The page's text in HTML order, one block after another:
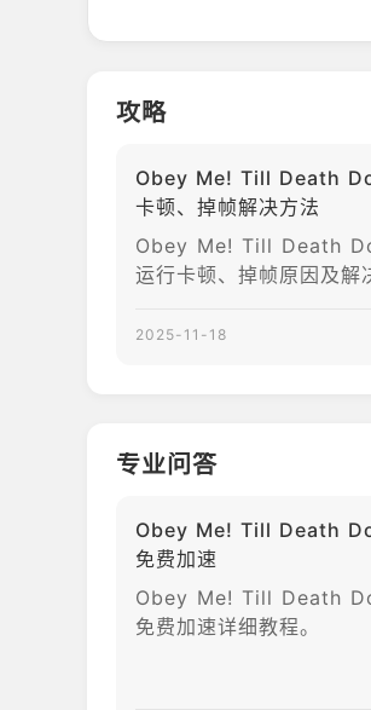
攻略
Obey Me! Till Death
卡顿、掉帧解决方法
Obey Me! Till Death
运行卡顿、掉帧原因及解
2025-11-18
专业问答
Obey Me! Till Death
免费加速
Obey Me! Till Death
免费加速详细教程。